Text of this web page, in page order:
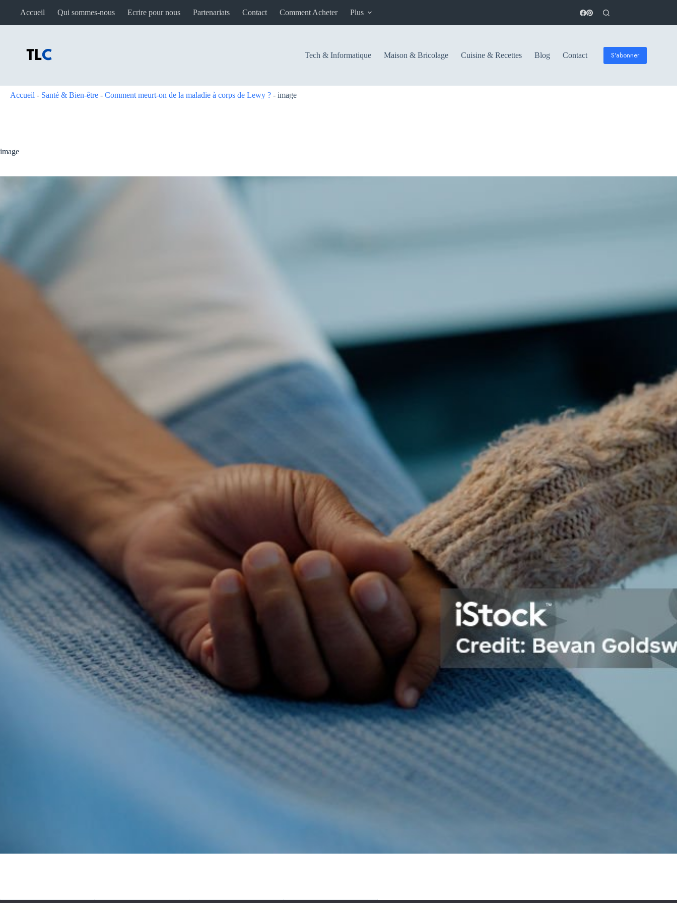
Accueil Qui sommes-nous Ecrire pour nous Partenariats Contact Comment Acheter Plus
Tech & Informatique Maison & Bricolage Cuisine & Recettes Blog Contact S'abonner
Accueil - Santé & Bien-être - Comment meurt-on de la maladie à corps de Lewy ? - image
image